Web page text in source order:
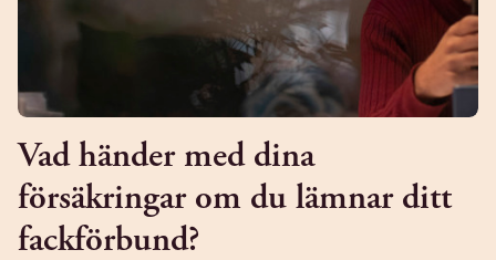
Vad händer med dina
försäkringar om du lämnar ditt
fackförbund?